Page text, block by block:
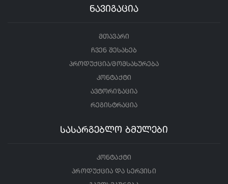
ნავიგაცია
მთავარი
ჩვენ შესახებ
პროდუქცია/მომსახურება
კონტაქტი
ავტორიზაცია
რეგისტრაცია
სასარგებლო ბმულები
კონტაქტი
პროდუქცია და სერვისი